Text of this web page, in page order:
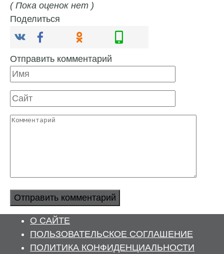
( Пока оценок нет )
Поделиться
Отправить комментарий
Имя
Сайт
Комментарий
О САЙТЕ
ПОЛЬЗОВАТЕЛЬСКОЕ СОГЛАШЕНИЕ
ПОЛИТИКА КОНФИДЕНЦИАЛЬНОСТИ